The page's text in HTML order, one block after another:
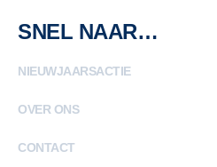
SNEL NAAR…
NIEUWJAARSACTIE
OVER ONS
CONTACT